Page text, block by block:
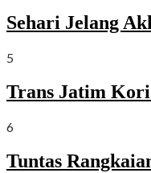
Sehari Jelang
5
Trans Jatim
6
Tuntas